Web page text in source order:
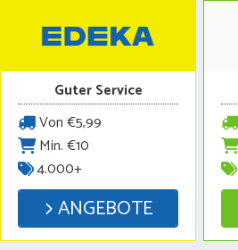
Guter Service
Von €5,99
Min. €10
4.000+
ANGEBOTE